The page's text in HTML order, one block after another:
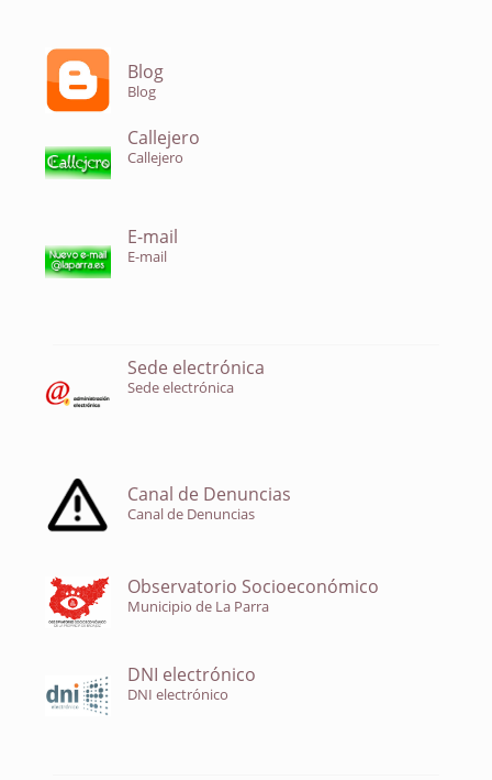
Blog
Blog
Callejero
Callejero
E-mail
E-mail
Sede electrónica
Sede electrónica
Canal de Denuncias
Canal de Denuncias
Observatorio Socioeconómico
Municipio de La Parra
DNI electrónico
DNI electrónico